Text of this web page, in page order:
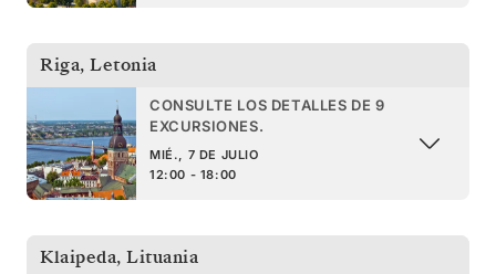
Riga, Letonia
CONSULTE LOS DETALLES DE 9
EXCURSIONES.
MIÉ., 7 DE JULIO
12:00 - 18:00
Klaipeda, Lituania